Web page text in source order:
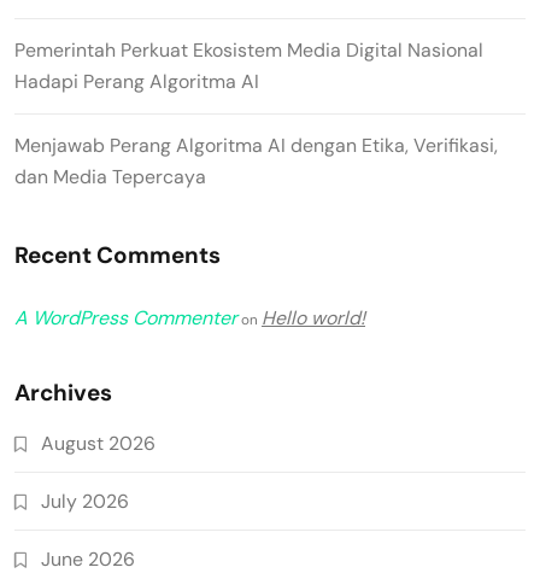
Pemerintah Perkuat Ekosistem Media Digital Nasional
Hadapi Perang Algoritma AI
Menjawab Perang Algoritma AI dengan Etika, Verifikasi,
dan Media Tepercaya
Recent Comments
A WordPress Commenteron Hello world!
Archives
August 2026
July 2026
June 2026